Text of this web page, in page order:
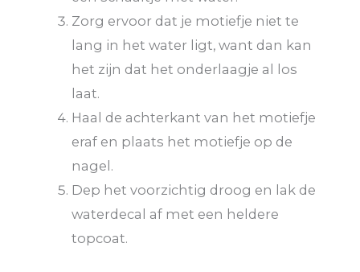
Zorg ervoor dat je motiefje niet te
lang in het water ligt, want dan kan
het zijn dat het onderlaagje al los
laat.
Haal de achterkant van het motiefje
eraf en plaats het motiefje op de
nagel.
Dep het voorzichtig droog en lak de
waterdecal af met een heldere
topcoat.